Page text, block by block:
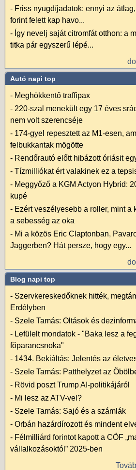
- Friss nyugdíjadatok: ennyi az
forint felett kap havo...
- Így nevelj saját citromfát otthon: a
titka pár egyszerű lépé...
Autó napi top
- Meghökkentő traffipax
- 220-szal menekült egy 17 éves
nem volt szerencséje
- 174-gyel repesztett az M1-esen,
felbukkantak mögötte
- Rendőrautó előtt hibázott óriásit
- Tízmilliókat ért valakinek ez a
- Meggyőző a KGM Actyon Hybrid:
kupé
- Ezért veszélyesebb a roller, mint a
a sebesség az oka
- Mi a közös Eric Claptonban,
Jaggerben? Hát persze, hogy egy...
Blog napi top
- Szervkereskedőknek hitték,
Erdélyben
- Szele Tamás: Oltások és
- Lefülelt mondatok - "Baka lesz a
főparancsnoka"
- 1434. Bekiáltás: Jelentés az
- Szele Tamás: Patthelyzet az
- Rövid poszt Trump AI-politikájáról
- Mi lesz az ATV-vel?
- Szele Tamás: Sajó és a számlák
- Orbán hazárdírozott és mindent
- Félmilliárd forintot kapott a CÖF
vállalkozásoktól” 2025-ben